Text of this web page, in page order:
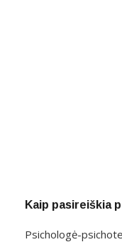
Kaip pasireiškia
Psichologė-